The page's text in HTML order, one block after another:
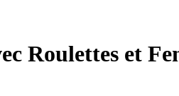
Roulettes et